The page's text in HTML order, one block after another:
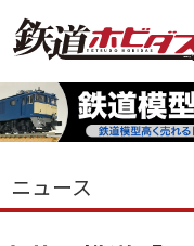
ニュース